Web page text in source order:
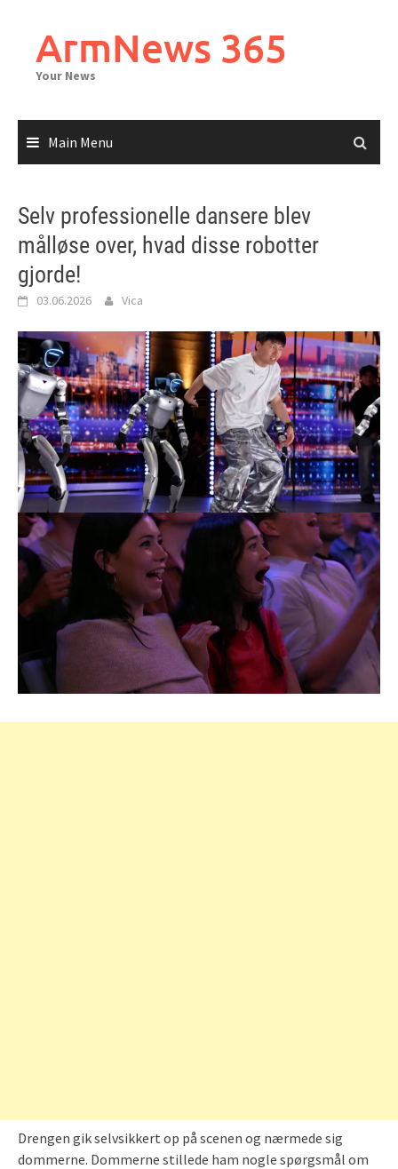
contentArmNews 365
Your News
Main Menu
Selv professionelle dansere blev
målløse over, hvad disse robotter
gjorde!
03.06.2026 Vica
Drengen gik selvsikkert op på scenen og nærmede sig
dommerne. Dommerne stillede ham nogle spørgsmål om